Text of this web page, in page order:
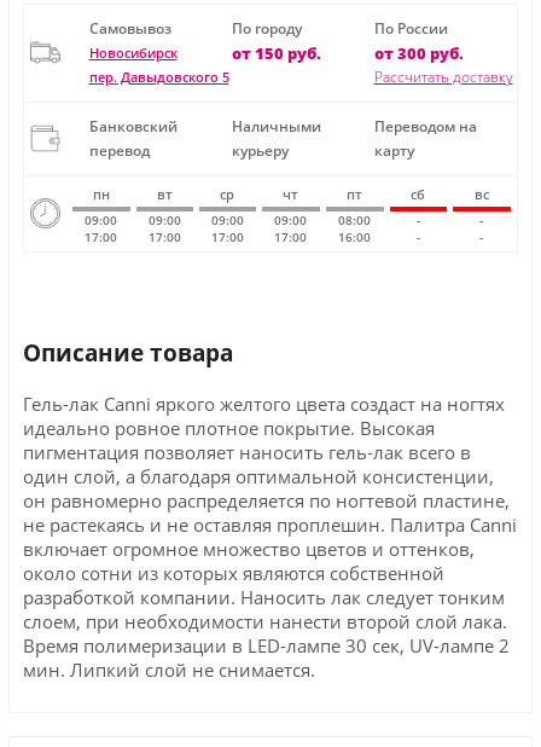
Самовывоз
Новосибирск
пер. Давыдовского 5
По городу
от 150 руб.
По России
от 300 руб.
Рассчитать доставку
Банковский
перевод
Наличными
курьеру
Переводом на
карту
пн вт ср чт пт сб вс
09:00
17:00
09:00
17:00
09:00
17:00
09:00
17:00
08:00
16:00
-
-
-
-
Описание товара
Гель-лак Canni яркого желтого цвета создаст на ногтях
идеально ровное плотное покрытие. Высокая
пигментация позволяет наносить гель-лак всего в
один слой, а благодаря оптимальной консистенции,
он равномерно распределяется по ногтевой пластине,
не растекаясь и не оставляя проплешин. Палитра Canni
включает огромное множество цветов и оттенков,
около сотни из которых являются собственной
разработкой компании. Наносить лак следует тонким
слоем, при необходимости нанести второй слой лака.
Время полимеризации в LED-лампе 30 сек, UV-лампе 2
мин. Липкий слой не снимается.